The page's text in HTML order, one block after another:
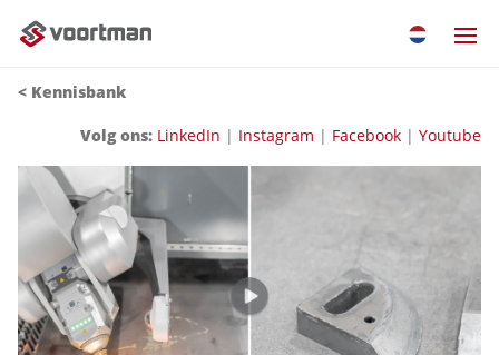
< Kennisbank
Volg ons: LinkedIn | Instagram | Facebook | Youtube